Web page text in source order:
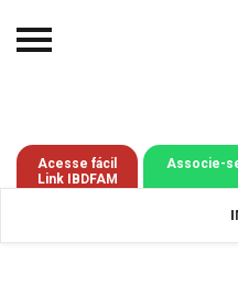
Acesse fácil
Link IBDFAM
Associe-
O IBDFAM
Notícias